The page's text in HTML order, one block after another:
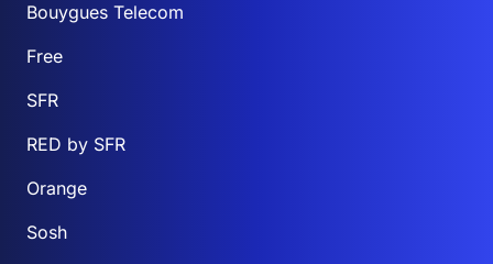
Bouygues Telecom
Free
SFR
RED by SFR
Orange
Sosh